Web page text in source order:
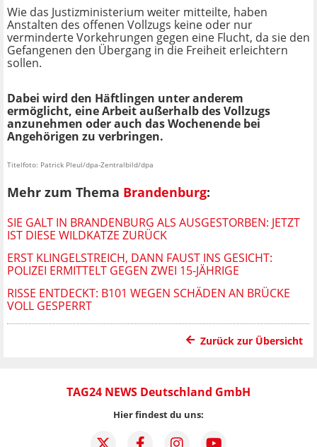
Wie das Justizministerium weiter mitteilte, haben
Anstalten des offenen Vollzugs keine oder nur
verminderte Vorkehrungen gegen eine Flucht, da sie den
Gefangenen den Übergang in die Freiheit erleichtern
sollen.
Dabei wird den Häftlingen unter anderem
ermöglicht, eine Arbeit außerhalb des Vollzugs
anzunehmen oder auch das Wochenende bei
Angehörigen zu verbringen.
Titelfoto: Patrick Pleul/dpa-Zentralbild/dpa
Mehr zum Thema Brandenburg:
SIE GALT IN BRANDENBURG ALS AUSGESTORBEN: JETZT
IST DIESE WILDKATZE ZURÜCK
ERST KLINGELSTREICH, DANN FAUST INS GESICHT:
POLIZEI ERMITTELT GEGEN ZWEI 15-JÄHRIGE
RISSE ENTDECKT: B101 WEGEN SCHÄDEN AN BRÜCKE
VOLL GESPERRT
Zurück zur Übersicht
TAG24 NEWS Deutschland GmbH
Hier findest du uns: